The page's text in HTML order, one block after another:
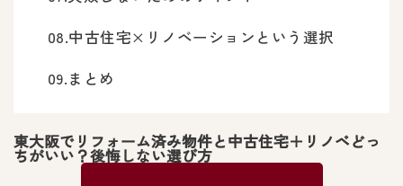
中古住宅×リノベーションという選択
まとめ
東大阪でリフォーム済み物件と中古住宅＋リノベどっ
ちがいい？後悔しない選び方